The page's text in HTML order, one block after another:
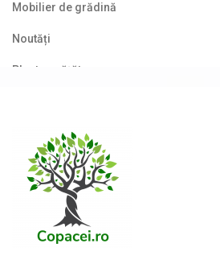
Mobilier de grădină
Noutăți
Plante agățătoare
Plante cu bobițe
Plante cu flori
Plante cu frunze albastre/ argintii
Plante cu frunze galbene/ portocalii